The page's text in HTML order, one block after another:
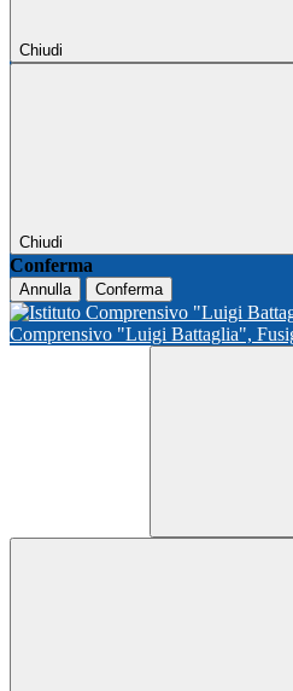
Chiudi
Chiudi
Conferma
Annulla Conferma
Comprensivo "Luigi Battaglia",